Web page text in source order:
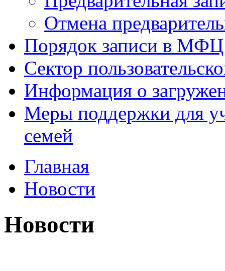
Отмена
Порядок записи в МФЦ
Сектор
Информация о
Меры поддержки для
семей
Главная
Новости
Новости